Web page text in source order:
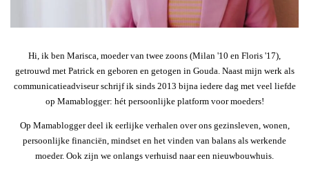
Hi, ik ben Marisca, moeder van twee zoons (Milan '10 en Floris '17),
getrouwd met Patrick en geboren en getogen in Gouda. Naast mijn werk als
communicatieadviseur schrijf ik sinds 2013 bijna iedere dag met veel liefde
op Mamablogger: hét persoonlijke platform voor moeders!
Op Mamablogger deel ik eerlijke verhalen over ons gezinsleven, wonen,
persoonlijke financiën, mindset en het vinden van balans als werkende
moeder. Ook zijn we onlangs verhuisd naar een nieuwbouwhuis.